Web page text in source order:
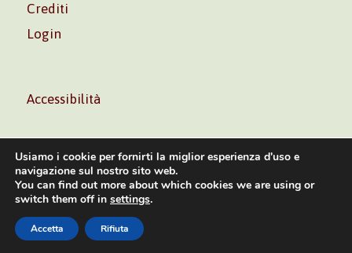
Crediti
Login
Accessibilità
Volontè & Co. Srl – P.I. 06181480960 –info@volonte-
Usiamo i cookie per fornirti la miglior esperienza d'uso e
navigazione sul nostro sito web.
You can find out more about which cookies we are using or
switch them off in settings.
Accetta Rifiuta